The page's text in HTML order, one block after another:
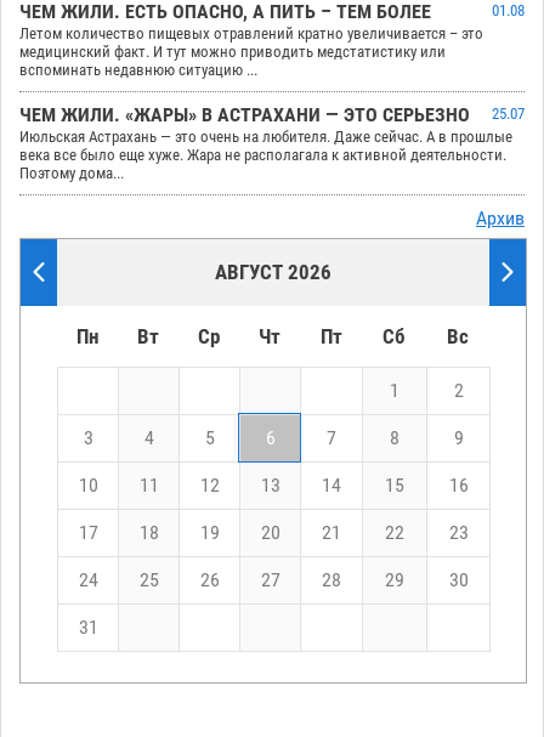
ЧЕМ ЖИЛИ. ЕСТЬ ОПАСНО, А ПИТЬ – ТЕМ БОЛЕЕ
01.08
Летом количество пищевых отравлений кратно увеличивается – это
медицинский факт. И тут можно приводить медстатистику или
вспоминать недавнюю ситуацию ...
ЧЕМ ЖИЛИ. «ЖАРЫ» В АСТРАХАНИ — ЭТО СЕРЬЕЗНО
25.07
Июльская Астрахань — это очень на любителя. Даже сейчас. А в прошлые
века все было еще хуже. Жара не располагала к активной деятельности.
Поэтому дома...
Архив
АВГУСТ 2026
Пн Вт Ср Чт Пт Сб Вс
1 2
3 4 5 6 7 8 9
10 11 12 13 14 15 16
17 18 19 20 21 22 23
24 25 26 27 28 29 30
31